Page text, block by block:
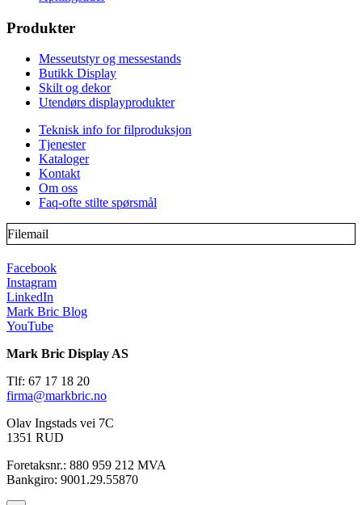
Produkter
Messeutstyr og messestands
Butikk Display
Skilt og dekor
Utendørs displayprodukter
Teknisk info for filproduksjon
Tjenester
Kataloger
Kontakt
Om oss
Faq-ofte stilte spørsmål
Filemail
Facebook
Instagram
LinkedIn
Mark Bric Blog
YouTube
Mark Bric Display AS
Tlf: 67 17 18 20
firma@markbric.no
Olav Ingstads vei 7C
1351 RUD
Foretaksnr.: 880 959 212 MVA
Bankgiro: 9001.29.55870